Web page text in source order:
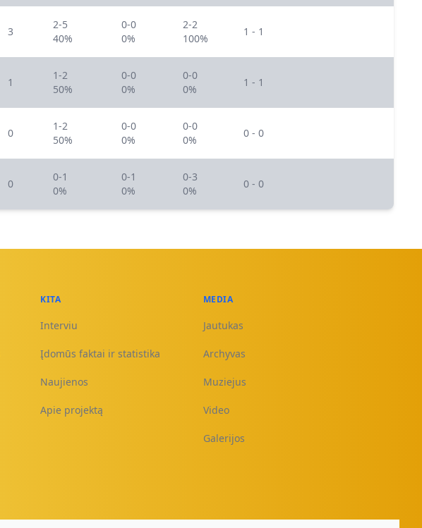
3
2-5
40%
0-0
0%
2-2
100%
1 - 1
1
1-2
50%
0-0
0%
0-0
0%
1 - 1
0
1-2
50%
0-0
0%
0-0
0%
0 - 0
0
0-1
0%
0-1
0%
0-3
0%
0 - 0
KITA
Interviu
Įdomūs faktai ir statistika
Naujienos
Apie projektą
MEDIA
Jautukas
Archyvas
Muziejus
Video
Galerijos